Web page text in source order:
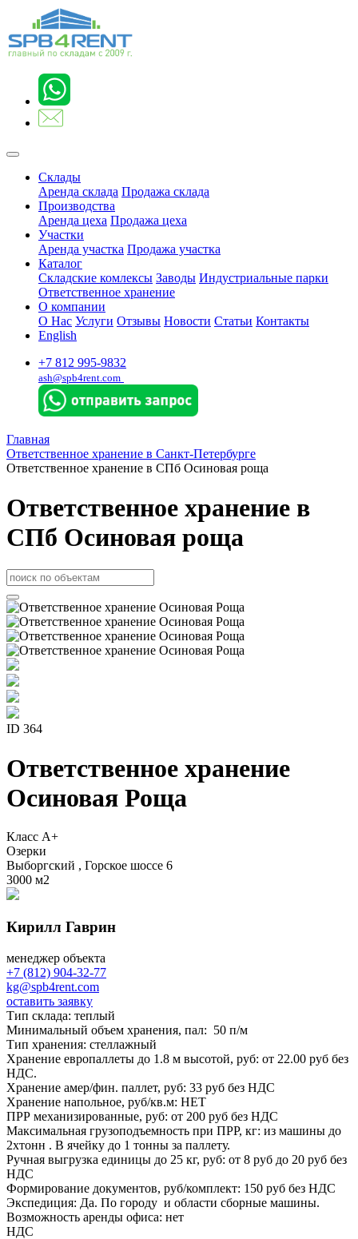
Склады
Аренда склада Продажа склада
Производства
Аренда цеха Продажа цеха
Участки
Аренда участка Продажа участка
Каталог
Складские комлексы Заводы Индустриальные парки
Ответственное хранение
О компании
О Нас Услуги Отзывы Новости Статьи Контакты
English
+7 812 995-9832
ash@spb4rent.com
Главная
Ответственное хранение в Санкт-Петербурге
Ответственное хранение в СПб Осиновая роща
Ответственное хранение в
СПб Осиновая роща
ID 364
Ответственное хранение
Осиновая Роща
Класс A+
Озерки
Выборгский , Горское шоссе 6
3000 м2
Кирилл Гаврин
менеджер объекта
+7 (812) 904-32-77
kg@spb4rent.com
оставить заявку
Тип склада: теплый
Минимальный объем хранения, пал: 50 п/м
Тип хранения: стеллажный
Хранение европаллеты до 1.8 м высотой, руб: от 22.00 руб без
НДС.
Хранение амер/фин. паллет, руб: 33 руб без НДС
Хранение напольное, руб/кв.м: НЕТ
ПРР механизированные, руб: от 200 руб без НДС
Максимальная грузоподъемность при ПРР, кг: из машины до
2хтонн . В ячейку до 1 тонны за паллету.
Ручная выгрузка единицы до 25 кг, руб: от 8 руб до 20 руб без
НДС
Формирование документов, руб/комплект: 150 руб без НДС
Экспедиция: Да. По городу и области сборные машины.
Возможность аренды офиса: нет
НДС